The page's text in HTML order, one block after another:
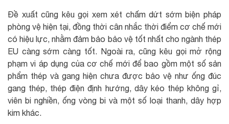
Đề xuất cũng kêu gọi xem xét chấm dứt sớm biện pháp
phòng vệ hiện tại, đồng thời cân nhắc thời điểm cơ chế mới
có hiệu lực, nhằm đảm bảo bảo vệ tốt nhất cho ngành thép
EU càng sớm càng tốt. Ngoài ra, cũng kêu gọi mở rộng
phạm vi áp dụng của cơ chế mới để bao gồm một số sản
phẩm thép và gang hiện chưa được bảo vệ như ống đúc
gang thép, thép điện định hướng, dây kéo thép không gỉ,
viên bi nghiền, ống vòng bi và một số loại thanh, dây hợp
kim khác.